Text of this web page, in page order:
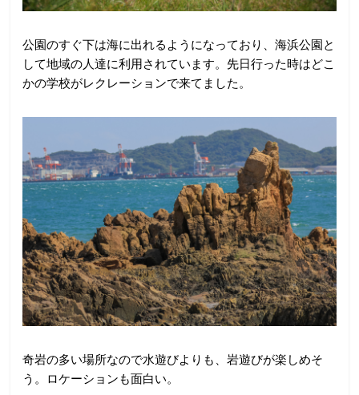
公園のすぐ下は海に出れるようになっており、海浜公園と
して地域の人達に利用されています。先日行った時はどこ
かの学校がレクレーションで来てました。
奇岩の多い場所なので水遊びよりも、岩遊びが楽しめそ
う。ロケーションも面白い。